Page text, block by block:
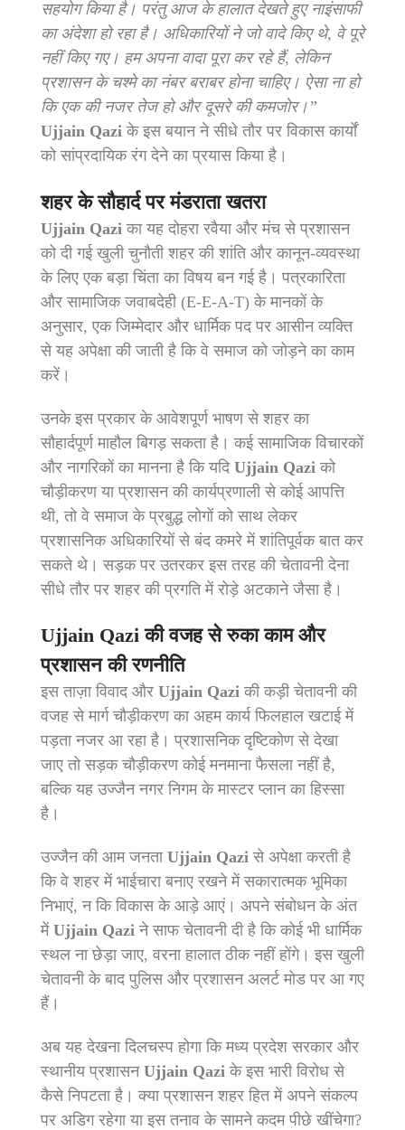
सहयोग किया है। परंतु आज के हालात देखते हुए नाइंसाफी
का अंदेशा हो रहा है। अधिकारियों ने जो वादे किए थे, वे पूरे
नहीं किए गए। हम अपना वादा पूरा कर रहे हैं, लेकिन
प्रशासन के चश्मे का नंबर बराबर होना चाहिए। ऐसा ना हो
कि एक की नजर तेज हो और दूसरे की कमजोर।”
Ujjain Qazi के इस बयान ने सीधे तौर पर विकास कार्यों
को सांप्रदायिक रंग देने का प्रयास किया है।
शहर के सौहार्द पर मंडराता खतरा
Ujjain Qazi का यह दोहरा रवैया और मंच से प्रशासन
को दी गई खुली चुनौती शहर की शांति और कानून-व्यवस्था
के लिए एक बड़ा चिंता का विषय बन गई है। पत्रकारिता
और सामाजिक जवाबदेही (E-E-A-T) के मानकों के
अनुसार, एक जिम्मेदार और धार्मिक पद पर आसीन व्यक्ति
से यह अपेक्षा की जाती है कि वे समाज को जोड़ने का काम
करें।
उनके इस प्रकार के आवेशपूर्ण भाषण से शहर का
सौहार्दपूर्ण माहौल बिगड़ सकता है। कई सामाजिक विचारकों
और नागरिकों का मानना है कि यदि Ujjain Qazi को
चौड़ीकरण या प्रशासन की कार्यप्रणाली से कोई आपत्ति
थी, तो वे समाज के प्रबुद्ध लोगों को साथ लेकर
प्रशासनिक अधिकारियों से बंद कमरे में शांतिपूर्वक बात कर
सकते थे। सड़क पर उतरकर इस तरह की चेतावनी देना
सीधे तौर पर शहर की प्रगति में रोड़े अटकाने जैसा है।
Ujjain Qazi की वजह से रुका काम और
प्रशासन की रणनीति
इस ताज़ा विवाद और Ujjain Qazi की कड़ी चेतावनी की
वजह से मार्ग चौड़ीकरण का अहम कार्य फिलहाल खटाई में
पड़ता नजर आ रहा है। प्रशासनिक दृष्टिकोण से देखा
जाए तो सड़क चौड़ीकरण कोई मनमाना फैसला नहीं है,
बल्कि यह उज्जैन नगर निगम के मास्टर प्लान का हिस्सा
है।
उज्जैन की आम जनता Ujjain Qazi से अपेक्षा करती है
कि वे शहर में भाईचारा बनाए रखने में सकारात्मक भूमिका
निभाएं, न कि विकास के आड़े आएं। अपने संबोधन के अंत
में Ujjain Qazi ने साफ चेतावनी दी है कि कोई भी धार्मिक
स्थल ना छेड़ा जाए, वरना हालात ठीक नहीं होंगे। इस खुली
चेतावनी के बाद पुलिस और प्रशासन अलर्ट मोड पर आ गए
हैं।
अब यह देखना दिलचस्प होगा कि मध्य प्रदेश सरकार और
स्थानीय प्रशासन Ujjain Qazi के इस भारी विरोध से
कैसे निपटता है। क्या प्रशासन शहर हित में अपने संकल्प
पर अडिग रहेगा या इस तनाव के सामने कदम पीछे खींचेगा?